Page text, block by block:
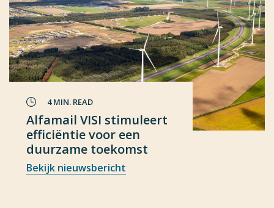
4 MIN. READ
Alfamail VISI stimuleert
efficiëntie voor een
duurzame toekomst
Bekijk nieuwsbericht